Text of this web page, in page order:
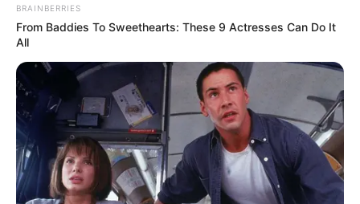
Surabaya, Jadi Incaran
Calon Mahasiswa
yang Terbit di Indonesia
Sejarah Terbentuknya
Taliban, Kini Kembali
Mengenal Barbarossa,
Pelaut Muslim yang
BRAINBERRIES
From Baddies To Sweethearts: These 9 Actresses Can Do It
All